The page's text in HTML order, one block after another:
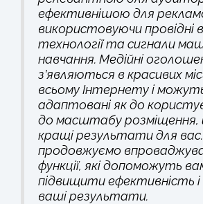
ефективнішою для
використовуючи провідні в
технології та сигнали
навчання. Медійні
з’являються в красивих
всьому Інтернету і
адаптовані як до
до масштабу розміщення,
кращі результати для
продовжуємо
функції, які допоможуть
підвищити ефективність
ваші результати.